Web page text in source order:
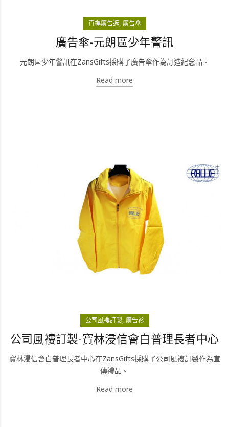
直桿廣告遮 廣告傘
廣告傘-元朗區少年警訊
元朗區少年警訊在ZansGifts採購了廣告傘作為訂造紀念品。
Read more
公司風褸訂製 廣告衫
公司風褸訂製-寶林浸信會白普理長者中心
寶林浸信會白普理長者中心在ZansGifts採購了公司風褸訂製作為宣
傳禮品。
Read more